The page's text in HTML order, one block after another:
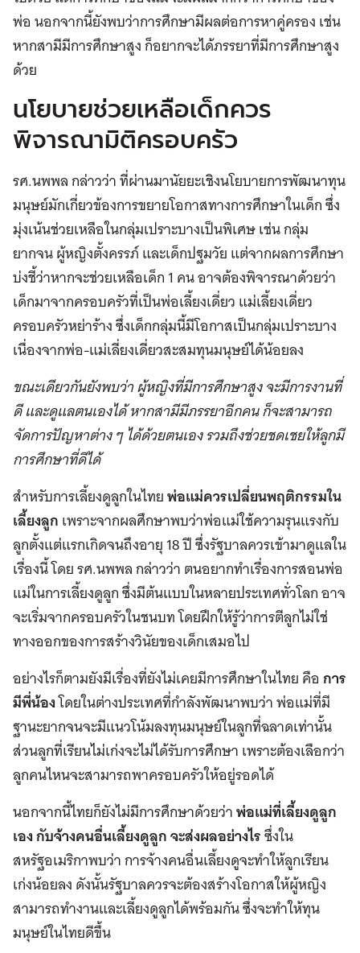
พ่อ นอกจากนี้ยังพบว่าการศึกษามีผลต่อการหาคู่ครอง เช่น
หากสามีมีการศึกษาสูง ก็อยากจะได้ภรรยาที่มีการศึกษาสูง
ด้วย
นโยบายช่วยเหลือเด็กควร
พิจารณามิติครอบครัว
รศ.นพพล กล่าวว่า ที่ผ่านมานัยยะเชิงนโยบายการพัฒนาทุน
มนุษย์มักเกี่ยวข้องการขยายโอกาสทางการศึกษาในเด็ก ซึ่ง
มุ่งเน้นช่วยเหลือในกลุ่มเปราะบางเป็นพิเศษ เช่น กลุ่ม
ยากจน ผู้หญิงตั้งครรภ์ และเด็กปฐมวัย แต่จากผลการศึกษา
บ่งชี้ว่าหากจะช่วยเหลือเด็ก 1 คน อาจต้องพิจารณาด้วยว่า
เด็กมาจากครอบครัวที่เป็นพ่อเลี้ยงเดี่ยว แม่เลี้ยงเดี่ยว
ครอบครัวหย่าร้าง ซึ่งเด็กกลุ่มนี้มีโอกาสเป็นกลุ่มเปราะบาง
เนื่องจากพ่อ-แม่เลี่ยงเดี่ยวสะสมทุนมนุษย์ได้น้อยลง
ขณะเดียวกันยังพบว่า ผู้หญิงที่มีการศึกษาสูง จะมีการงานที่
ดี และดูแลตนเองได้ หากสามีมีภรรยาอีกคน ก็จะสามารถ
จัดการปัญหาต่าง ๆ ได้ด้วยตนเอง รวมถึงช่วยชดเชยให้ลูกมี
การศึกษาที่ดีได้
สำหรับการเลี้ยงดูลูกในไทยพ่อแม่ควรเปลี่ยนพฤติกรรมใน
เลี้ยงลูกเพราะจากผลศึกษาพบว่าพ่อแม่ใช้ความรุนแรงกับ
ลูกตั้งแต่แรกเกิดจนถึงอายุ 18 ปี ซึ่งรัฐบาลควรเข้ามาดูแลใน
เรื่องนี้ โดย รศ.นพพล กล่าวว่า ตนอยากทำเรื่องการสอนพ่อ
แม่ในการเลี้ยงดูลูก ซึ่งมีต้นแบบในหลายประเทศทั่วโลก อาจ
จะเริ่มจากครอบครัวในชนบท โดยฝึกให้รู้ว่าการตีลูกไม่ใช่
ทางออกของการสร้างวินัยของเด็กเสมอไป
อย่างไรก็ตามยังมีเรื่องที่ยังไม่เคยมีการศึกษาในไทย คือการ
มีพี่น้องโดยในต่างประเทศที่กำลังพัฒนาพบว่า พ่อแม่ที่มี
ฐานะยากจนจะมีแนวโน้มลงทุนมนุษย์ในลูกที่ฉลาดเท่านั้น
ส่วนลูกที่เรียนไม่เก่งจะไม่ได้รับการศึกษา เพราะต้องเลือกว่า
ลูกคนไหนจะสามารถพาครอบครัวให้อยู่รอดได้
นอกจากนี้ไทยก็ยังไม่มีการศึกษาด้วยว่าพ่อแม่ที่เลี้ยงดูลูก
เอง กับจ้างคนอื่นเลี้ยงดูลูก จะส่งผลอย่างไรซึ่งใน
สหรัฐอเมริกาพบว่า การจ้างคนอื่นเลี้ยงดูจะทำให้ลูกเรียน
เก่งน้อยลง ดังนั้นรัฐบาลควรจะต้องสร้างโอกาสให้ผู้หญิง
สามารถทำงานและเลี้ยงดูลูกได้พร้อมกัน ซึ่งจะทำให้ทุน
มนุษย์ในไทยดีขึ้น